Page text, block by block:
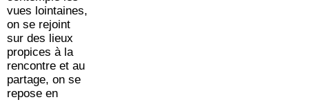
vues lointaines,
on se rejoint
sur des lieux
propices à la
rencontre et au
partage, on se
repose en